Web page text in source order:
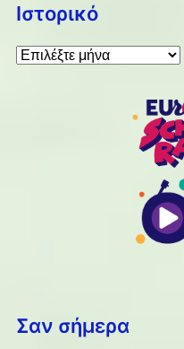
Ιστορικό
Ιστορικό
Σαν σήμερα